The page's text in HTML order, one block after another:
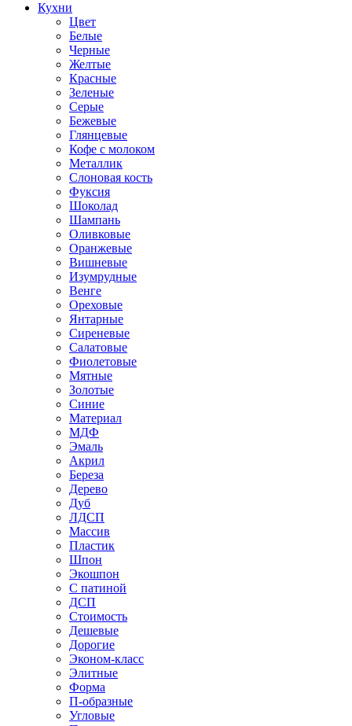
Кухни
Цвет
Белые
Черные
Желтые
Красные
Зеленые
Серые
Бежевые
Глянцевые
Кофе с молоком
Металлик
Слоновая кость
Фуксия
Шоколад
Шампань
Оливковые
Оранжевые
Вишневые
Изумрудные
Венге
Ореховые
Янтарные
Сиреневые
Салатовые
Фиолетовые
Мятные
Золотые
Синие
Материал
МДФ
Эмаль
Акрил
Береза
Дерево
Дуб
ЛДСП
Массив
Пластик
Шпон
Экошпон
С патиной
ДСП
Стоимость
Дешевые
Дорогие
Эконом-класс
Элитные
Форма
П-образные
Угловые